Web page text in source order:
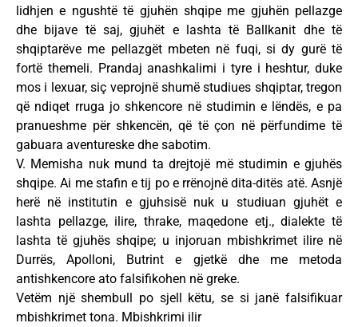
lidhjen e ngushtë të gjuhën shqipe me gjuhën pellazge
dhe bijave të saj, gjuhët e lashta të Ballkanit dhe të
shqiptarëve me pellazgët mbeten në fuqi, si dy gurë të
fortë themeli. Prandaj anashkalimi i tyre i heshtur, duke
mos i lexuar, siç veprojnë shumë studiues shqiptar, tregon
që ndiqet rruga jo shkencore në studimin e lëndës, e pa
pranueshme për shkencën, që të çon në përfundime të
gabuara aventureske dhe sabotim.
V. Memisha nuk mund ta drejtojë më studimin e gjuhës
shqipe. Ai me stafin e tij po e rrënojnë dita-ditës atë. Asnjë
herë në institutin e gjuhsisë nuk u studiuan gjuhët e
lashta pellazge, ilire, thrake, maqedone etj., dialekte të
lashta të gjuhës shqipe; u injoruan mbishkrimet ilire në
Durrës, Apolloni, Butrint e gjetkë dhe me metoda
antishkencore ato falsifikohen në greke.
Vetëm një shembull po sjell këtu, se si janë falsifikuar
mbishkrimet tona. Mbishkrimi ilir